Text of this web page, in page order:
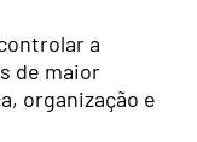
a
de maior
organização e